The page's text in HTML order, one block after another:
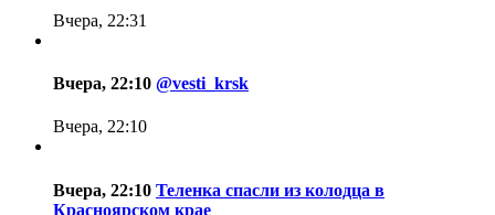
Вчера, 22:31
Вчера, 22:10 @vesti_krsk
Вчера, 22:10
Вчера, 22:10 Теленка спасли из колодца в
Красноярском крае